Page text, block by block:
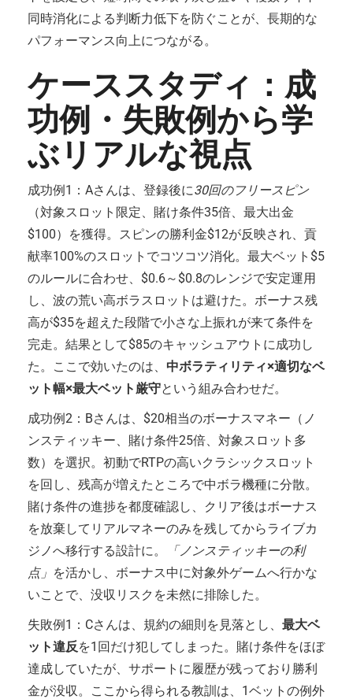
同時消化による判断力低下を防ぐことが、長期的な
パフォーマンス向上につながる。
ケーススタディ：成
功例・失敗例から学
ぶリアルな視点
成功例1：Aさんは、登録後に30回のフリースピン
（対象スロット限定、賭け条件35倍、最大出金
$100）を獲得。スピンの勝利金$12が反映され、貢
献率100%のスロットでコツコツ消化。最大ベット$5
のルールに合わせ、$0.6～$0.8のレンジで安定運用
し、波の荒い高ボラスロットは避けた。ボーナス残
高が$35を超えた段階で小さな上振れが来て条件を
完走。結果として$85のキャッシュアウトに成功し
た。ここで効いたのは、 中ボラティリティ×適切なベ
ット幅×最大ベット厳守という組み合わせだ。
成功例2：Bさんは、$20相当のボーナスマネー（ノ
ンスティッキー、賭け条件25倍、対象スロット多
数）を選択。初動でRTPの高いクラシックスロット
を回し、残高が増えたところで中ボラ機種に分散。
賭け条件の進捗を都度確認し、クリア後はボーナス
を放棄してリアルマネーのみを残してからライブカ
ジノへ移行する設計に。
「ノンスティッキーの利
点」 を活かし、ボーナス中に対象外ゲームへ行かな
いことで、没収リスクを未然に排除した。
失敗例1：Cさんは、規約の細則を見落とし、 最大ベ
ット違反を1回だけ犯してしまった。賭け条件をほぼ
達成していたが、サポートに履歴が残っており勝利
金が没収。ここから得られる教訓は、1ベットの例外